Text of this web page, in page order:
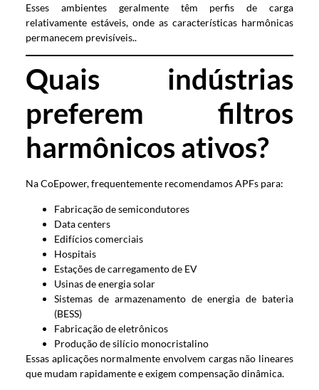
Esses ambientes geralmente têm perfis de carga
relativamente estáveis, onde as características harmônicas
permanecem previsíveis..
Quais indústrias
preferem filtros
harmônicos ativos?
Na CoEpower, frequentemente recomendamos APFs para:
Fabricação de semicondutores
Data centers
Edifícios comerciais
Hospitais
Estações de carregamento de EV
Usinas de energia solar
Sistemas de armazenamento de energia de bateria
(BESS)
Fabricação de eletrônicos
Produção de silício monocristalino
Essas aplicações normalmente envolvem cargas não lineares
que mudam rapidamente e exigem compensação dinâmica.